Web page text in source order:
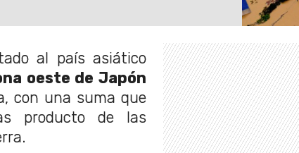
al país asiático
oeste de Japón
con una suma que
producto de las